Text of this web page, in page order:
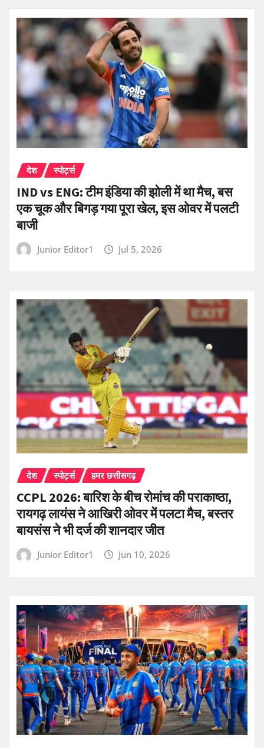
देश स्पोर्ट्स
IND vs ENG: टीम इंडिया की झोली में था मैच, बस
एक चूक और बिगड़ गया पूरा खेल, इस ओवर में पलटी
बाजी
Junior Editor1 Jul 5, 2026
देश स्पोर्ट्स हमर छत्तीसगढ़
CCPL 2026: बारिश के बीच रोमांच की पराकाष्ठा,
रायगढ़ लायंस ने आखिरी ओवर में पलटा मैच, बस्तर
बायसंस ने भी दर्ज की शानदार जीत
Junior Editor1 Jun 10, 2026